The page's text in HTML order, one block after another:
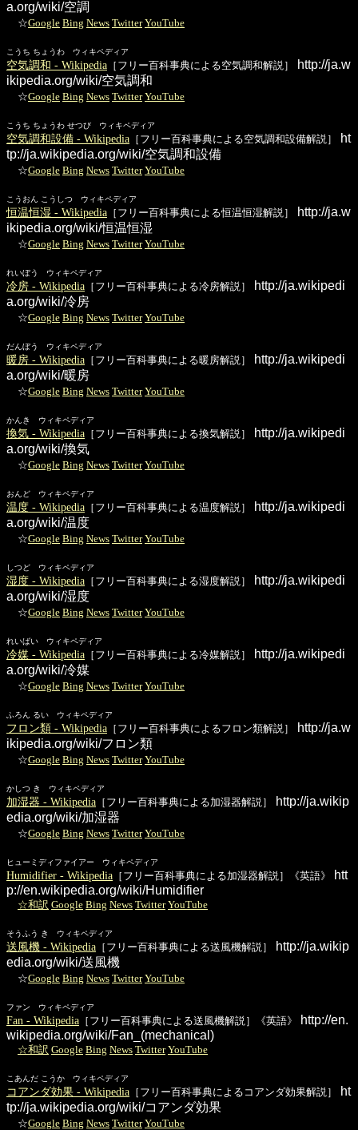
a.org/wiki/空調
☆Google Bing News Twitter YouTube
こうち ちょうわ ウィキペディア
空気調和 - Wikipedia ［フリー百科事典による空気調和解説］
http://ja.w
ikipedia.org/wiki/空気調和
☆Google Bing News Twitter YouTube
こうち ちょうわ せつび ウィキペディア
空気調和設備 - Wikipedia ［フリー百科事典による空気調和設備解説］
ht
tp://ja.wikipedia.org/wiki/空気調和設備
☆Google Bing News Twitter YouTube
こうおん こうしつ ウィキペディア
恒温恒湿 - Wikipedia ［フリー百科事典による恒温恒湿解説］
http://ja.w
ikipedia.org/wiki/恒温恒湿
☆Google Bing News Twitter YouTube
れいぼう ウィキペディア
冷房 - Wikipedia ［フリー百科事典による冷房解説］
http://ja.wikipedi
a.org/wiki/冷房
☆Google Bing News Twitter YouTube
だんぼう ウィキペディア
暖房 - Wikipedia ［フリー百科事典による暖房解説］
http://ja.wikipedi
a.org/wiki/暖房
☆Google Bing News Twitter YouTube
かんき ウィキペディア
換気 - Wikipedia ［フリー百科事典による換気解説］
http://ja.wikipedi
a.org/wiki/換気
☆Google Bing News Twitter YouTube
おんど ウィキペディア
温度 - Wikipedia ［フリー百科事典による温度解説］
http://ja.wikipedi
a.org/wiki/温度
☆Google Bing News Twitter YouTube
しつど ウィキペディア
湿度 - Wikipedia ［フリー百科事典による湿度解説］
http://ja.wikipedi
a.org/wiki/湿度
☆Google Bing News Twitter YouTube
れいばい ウィキペディア
冷媒 - Wikipedia ［フリー百科事典による冷媒解説］
http://ja.wikipedi
a.org/wiki/冷媒
☆Google Bing News Twitter YouTube
ふろん るい ウィキペディア
フロン類 - Wikipedia ［フリー百科事典によるフロン類解説］
http://ja.w
ikipedia.org/wiki/フロン類
☆Google Bing News Twitter YouTube
かしつ き ウィキペディア
加湿器 - Wikipedia ［フリー百科事典による加湿器解説］
http://ja.wikip
edia.org/wiki/加湿器
☆Google Bing News Twitter YouTube
ヒューミディファイアー ウィキペディア
Humidifier - Wikipedia ［フリー百科事典による加湿器解説］《英語》
htt
p://en.wikipedia.org/wiki/Humidifier
☆和訳 Google Bing News Twitter YouTube
そうふう き ウィキペディア
送風機 - Wikipedia ［フリー百科事典による送風機解説］
http://ja.wikip
edia.org/wiki/送風機
☆Google Bing News Twitter YouTube
ファン ウィキペディア
Fan - Wikipedia ［フリー百科事典による送風機解説］《英語》
http://en.
wikipedia.org/wiki/Fan_(mechanical)
☆和訳 Google Bing News Twitter YouTube
こあんだ こうか ウィキペディア
コアンダ効果 - Wikipedia ［フリー百科事典によるコアンダ効果解説］
ht
tp://ja.wikipedia.org/wiki/コアンダ効果
☆Google Bing News Twitter YouTube